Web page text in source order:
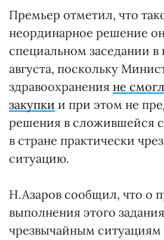
Премьер отметил, что
неординарное решение
специальном заседании в
августа, поскольку
здравоохранения не
закупки и при этом не
решения в сложившейся
в стране практически
ситуацию.
Н.Азаров сообщил, что о
выполнения этого
чрезвычайным ситуациям